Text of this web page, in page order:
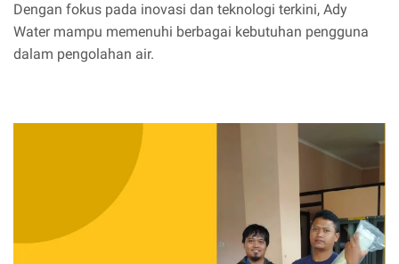
Dengan fokus pada inovasi dan teknologi terkini, Ady
Water mampu memenuhi berbagai kebutuhan pengguna
dalam pengolahan air.